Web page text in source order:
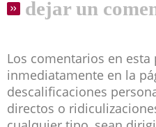
dejar un
Los comentarios en
inmediatamente en la
descalificaciones
directos o